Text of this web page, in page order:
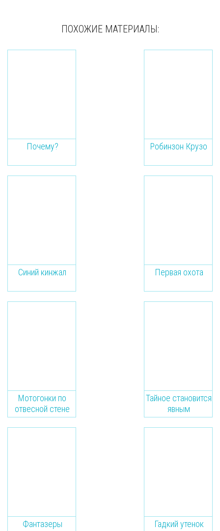
ПОХОЖИЕ МАТЕРИАЛЫ:
Почему? Робинзон Крузо
Синий кинжал Первая охота
Мотогонки по
отвесной стене
Тайное становится
явным
Фантазеры Гадкий утенок